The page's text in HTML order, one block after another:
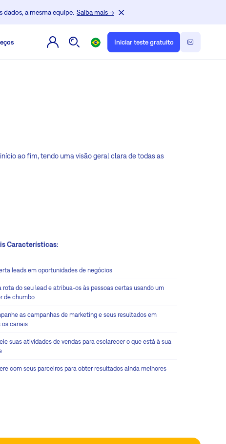
dados, a mesma equipe. Saiba mais →
Iniciar teste gratuito
ao fim, tendo uma visão geral clara de todas as
Características:
leads em oportunidades de negócios
rota do seu lead e atribua-os às pessoas certas usando um
de chumbo
as campanhas de marketing e seus resultados em
os canais
suas atividades de vendas para esclarecer o que está à sua
com seus parceiros para obter resultados ainda melhores